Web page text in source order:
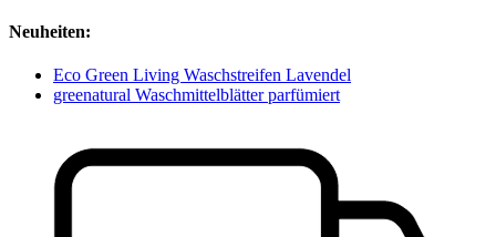
Neuheiten:
Eco Green Living Waschstreifen Lavendel
greenatural Waschmittelblätter parfümiert